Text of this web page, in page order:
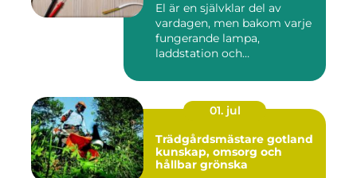
El är en självklar del av
vardagen, men bakom varje
fungerande lampa,
laddstation och
01. jul
Trädgårdsmästare gotland
kunskap, omsorg och
hållbar grönska